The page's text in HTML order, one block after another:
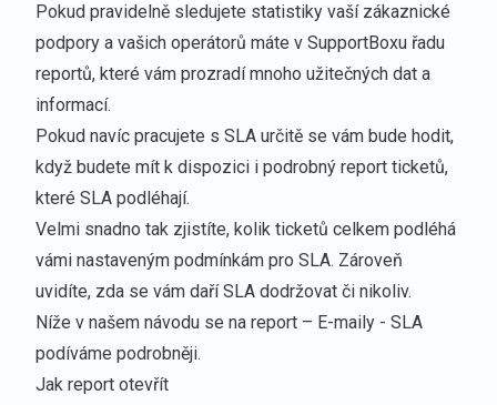
Pokud pravidelně sledujete statistiky vaší zákaznické
podpory a vašich operátorů máte v SupportBoxu řadu
reportů, které vám prozradí mnoho užitečných dat a
informací.
Pokud navíc pracujete s SLA určitě se vám bude hodit,
když budete mít k dispozici i podrobný report ticketů,
které SLA podléhají.
Velmi snadno tak zjistíte, kolik ticketů celkem podléhá
vámi nastaveným podmínkám pro SLA. Zároveň
uvidíte, zda se vám daří SLA dodržovat či nikoliv.
Níže v našem návodu se na report – E-maily - SLA
podíváme podrobněji.
Jak report otevřít